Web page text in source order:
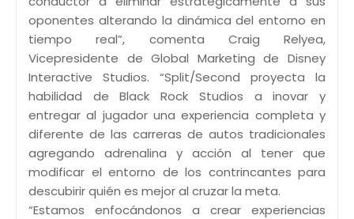
oponentes alterando la dinámica del entorno en
tiempo real”, comenta Craig Relyea,
Vicepresidente de Global Marketing de Disney
Interactive Studios. “Split/Second proyecta la
habilidad de Black Rock Studios a inovar y
entregar al jugador una experiencia completa y
diferente de las carreras de autos tradicionales
agregando adrenalina y acción al tener que
modificar el entorno de los contrincantes para
descubirir quién es mejor al cruzar la meta.
“Estamos enfocándonos a crear experiencias